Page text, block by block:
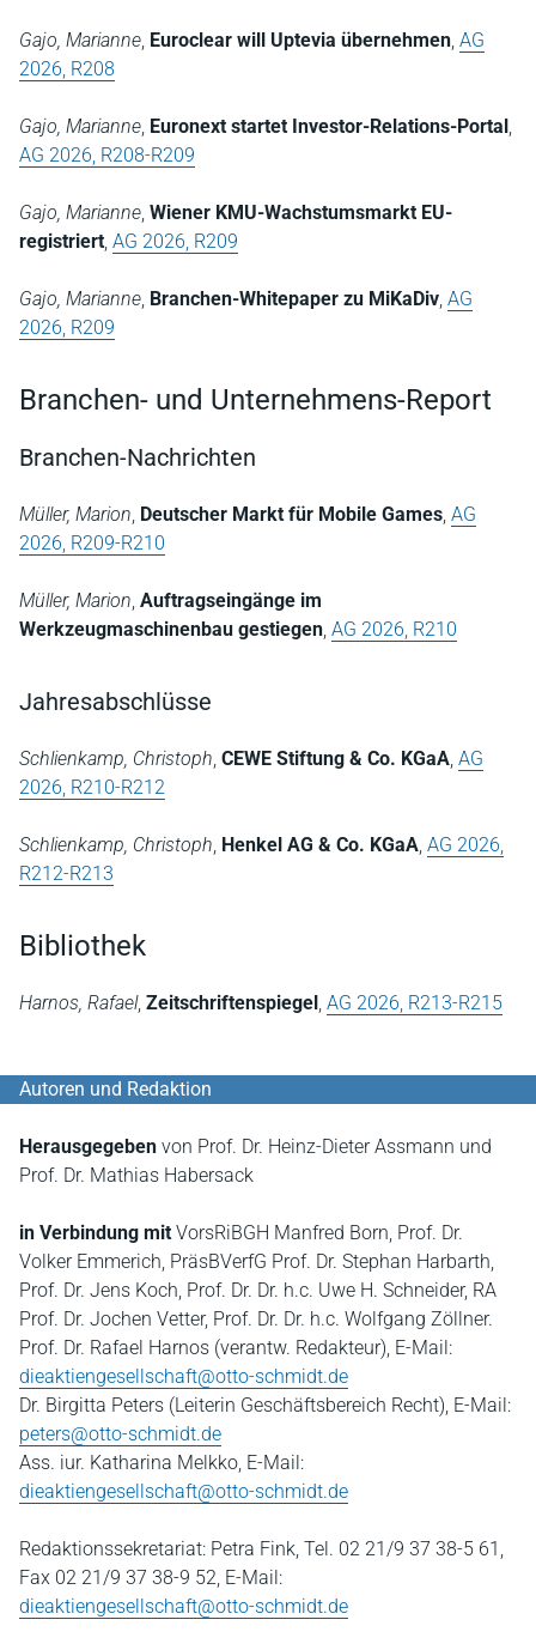
Gajo, Marianne, Euroclear will Uptevia übernehmen, AG
2026, R208
Gajo, Marianne, Euronext startet Investor-Relations-Portal ,
AG 2026, R208-R209
Gajo, Marianne, Wiener KMU-Wachstumsmarkt EU-
registriert, AG 2026, R209
Gajo, Marianne, Branchen-Whitepaper zu MiKaDiv, AG
2026, R209
Branchen- und Unternehmens-Report
Branchen-Nachrichten
Müller, Marion, Deutscher Markt für Mobile Games, AG
2026, R209-R210
Müller, Marion, Auftragseingänge im
Werkzeugmaschinenbau gestiegen, AG 2026, R210
Jahresabschlüsse
Schlienkamp, Christoph, CEWE Stiftung & Co. KGaA, AG
2026, R210-R212
Schlienkamp, Christoph, Henkel AG & Co. KGaA, AG 2026,
R212-R213
Bibliothek
Harnos, Rafael, Zeitschriftenspiegel , AG 2026, R213-R215
Autoren und Redaktion
Herausgegeben von Prof. Dr. Heinz-Dieter Assmann und
Prof. Dr. Mathias Habersack
in Verbindung mit VorsRiBGH Manfred Born, Prof. Dr.
Volker Emmerich, PräsBVerfG Prof. Dr. Stephan Harbarth,
Prof. Dr. Jens Koch, Prof. Dr. Dr. h.c. Uwe H. Schneider, RA
Prof. Dr. Jochen Vetter, Prof. Dr. Dr. h.c. Wolfgang Zöllner.
Prof. Dr. Rafael Harnos (verantw. Redakteur), E-Mail:
dieaktiengesellschaft@otto-schmidt.de
Dr. Birgitta Peters (Leiterin Geschäftsbereich Recht), E-Mail:
peters@otto-schmidt.de
Ass. iur. Katharina Melkko, E-Mail:
dieaktiengesellschaft@otto-schmidt.de
Redaktionssekretariat: Petra Fink, Tel. 02 21/9 37 38-5 61,
Fax 02 21/9 37 38-9 52, E-Mail:
dieaktiengesellschaft@otto-schmidt.de